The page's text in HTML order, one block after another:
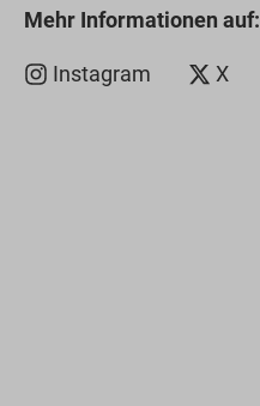
Mehr Informationen auf:
Instagram X